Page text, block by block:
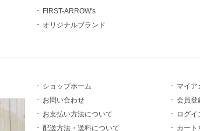
FIRST-ARROW's
オリジナルブランド
ショップホーム
お問い合わせ
お支払い方法について
配送方法・送料について
マイア
会員登
ログイ
カート